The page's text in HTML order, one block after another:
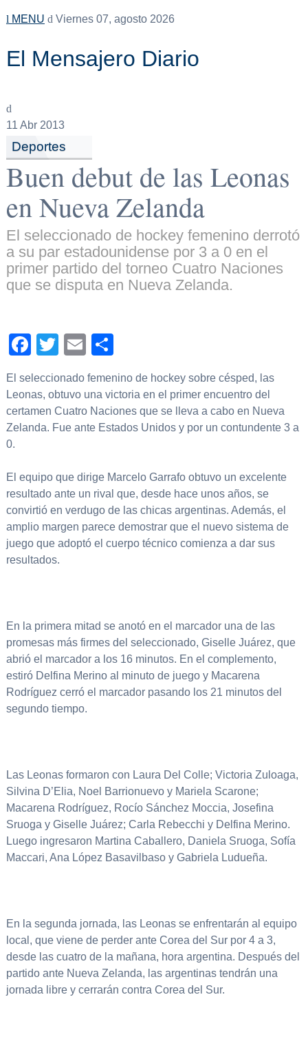
MENU Viernes 07, agosto 2026
El Mensajero Diario
11 Abr 2013
Deportes
Buen debut de las Leonas
en Nueva Zelanda
El seleccionado de hockey femenino derrotó
a su par estadounidense por 3 a 0 en el
primer partido del torneo Cuatro Naciones
que se disputa en Nueva Zelanda.
Facebook
TwitterEmail
El seleccionado femenino de hockey sobre césped, las
Leonas, obtuvo una victoria en el primer encuentro del
certamen Cuatro Naciones que se lleva a cabo en Nueva
Zelanda. Fue ante Estados Unidos y por un contundente 3 a
0.
El equipo que dirige Marcelo Garrafo obtuvo un excelente
resultado ante un rival que, desde hace unos años, se
convirtió en verdugo de las chicas argentinas. Además, el
amplio margen parece demostrar que el nuevo sistema de
juego que adoptó el cuerpo técnico comienza a dar sus
resultados.
En la primera mitad se anotó en el marcador una de las
promesas más firmes del seleccionado, Giselle Juárez, que
abrió el marcador a los 16 minutos. En el complemento,
estiró Delfina Merino al minuto de juego y Macarena
Rodríguez cerró el marcador pasando los 21 minutos del
segundo tiempo.
Las Leonas formaron con Laura Del Colle; Victoria Zuloaga,
Silvina D’Elia, Noel Barrionuevo y Mariela Scarone;
Macarena Rodríguez, Rocío Sánchez Moccia, Josefina
Sruoga y Giselle Juárez; Carla Rebecchi y Delfina Merino.
Luego ingresaron Martina Caballero, Daniela Sruoga, Sofía
Maccari, Ana López Basavilbaso y Gabriela Ludueña.
En la segunda jornada, las Leonas se enfrentarán al equipo
local, que viene de perder ante Corea del Sur por 4 a 3,
desde las cuatro de la mañana, hora argentina. Después del
partido ante Nueva Zelanda, las argentinas tendrán una
jornada libre y cerrarán contra Corea del Sur.